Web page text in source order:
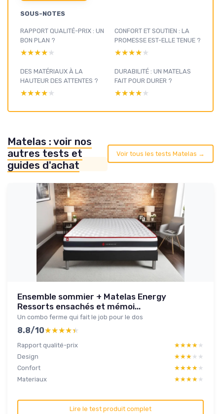
SOUS-NOTES
RAPPORT QUALITÉ-PRIX : UN
BON PLAN ?
★★★★★
★★★★★
CONFORT ET SOUTIEN : LA
PROMESSE EST-ELLE TENUE ?
★★★★★
★★★★★
DES MATÉRIAUX À LA
HAUTEUR DES ATTENTES ?
★★★★★
★★★★★
DURABILITÉ : UN MATELAS
FAIT POUR DURER ?
★★★★★
★★★★★
Matelas : voir nos
autres tests et
guides d'achat
Voir tous les tests Matelas →
Ensemble sommier + Matelas Energy
Ressorts ensachés et mémoi...
Un combo ferme qui fait le job pour le dos
8.8/10★★★★★
★★★★★
Rapport qualité-prix ★★★★★
★★★★★
Design
★★★★★
★★★★★
Confort
★★★★★
★★★★★
Materiaux
★★★★★
★★★★★
Lire le test produit complet